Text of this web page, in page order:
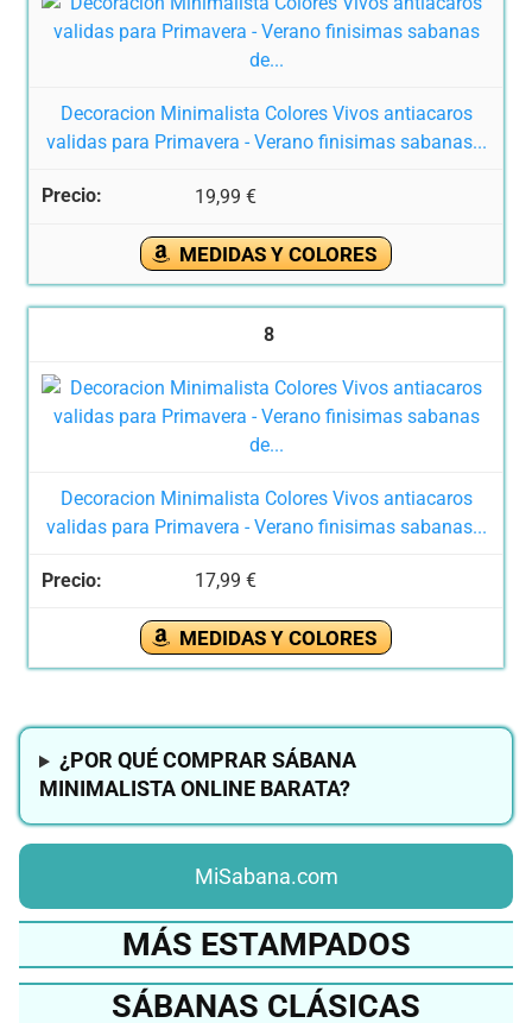
Decoracion Minimalista Colores Vivos antiacaros
validas para Primavera - Verano finisimas sabanas...
19,99 €
MEDIDAS Y COLORES
8
Decoracion Minimalista Colores Vivos antiacaros
validas para Primavera - Verano finisimas sabanas...
17,99 €
MEDIDAS Y COLORES
¿POR QUÉ COMPRAR SÁBANA
MINIMALISTA ONLINE BARATA?
MiSabana.com
MÁS ESTAMPADOS
SÁBANAS CLÁSICAS